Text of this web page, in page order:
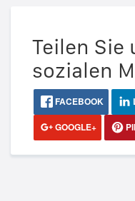
Teilen Sie
sozialen
FACEBOOK
GOOGLE+